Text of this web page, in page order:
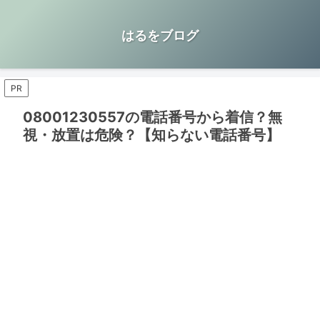
はるをブログ
PR
08001230557の電話番号から着信？無
視・放置は危険？【知らない電話番号】